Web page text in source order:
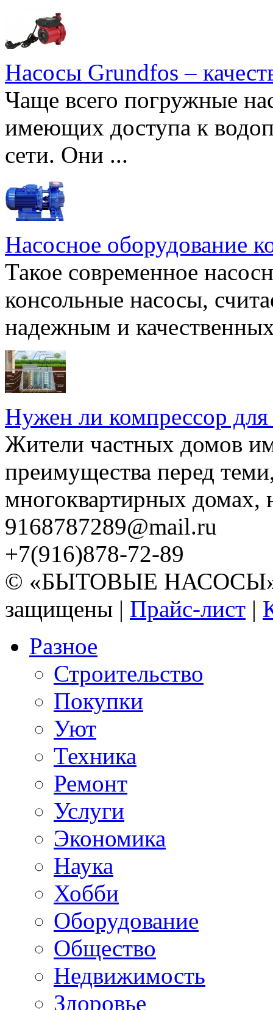
Насосы Grundfos –
Чаще всего погружные
имеющих доступа к
сети. Они ...
Насосное оборудование
Такое современное
консольные насосы,
надежным и
Нужен ли компрессор для
Жители частных домов
преимущества перед
многоквартирных домах,
9168787289@mail.ru
+7(916)878-72-89
© «БЫТОВЫЕ НАСОСЫ»
защищены | Прайс-лист |
Разное
Строительство
Покупки
Уют
Техника
Ремонт
Услуги
Экономика
Наука
Хобби
Оборудование
Общество
Недвижимость
Здоровье